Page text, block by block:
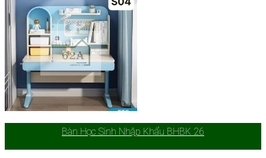
Bàn Học Sinh Nhập Khẩu BHBK 26